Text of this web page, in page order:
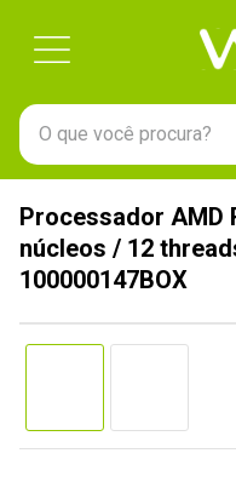
O que você procura?
Processador AMD
núcleos / 12
100000147BOX